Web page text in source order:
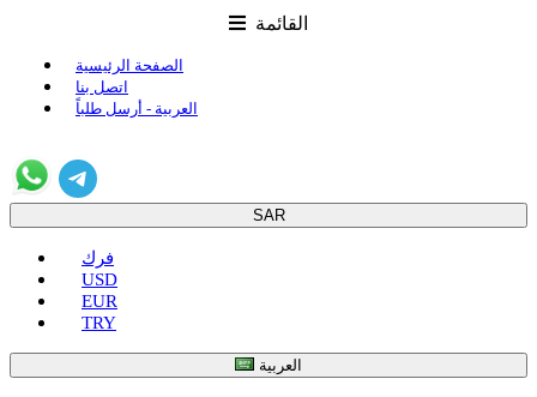
القائمة
الصفحة الرئيسية
اتصل بنا
العربية - أرسل طلباً
SAR
فرك
USD
EUR
TRY
العربية